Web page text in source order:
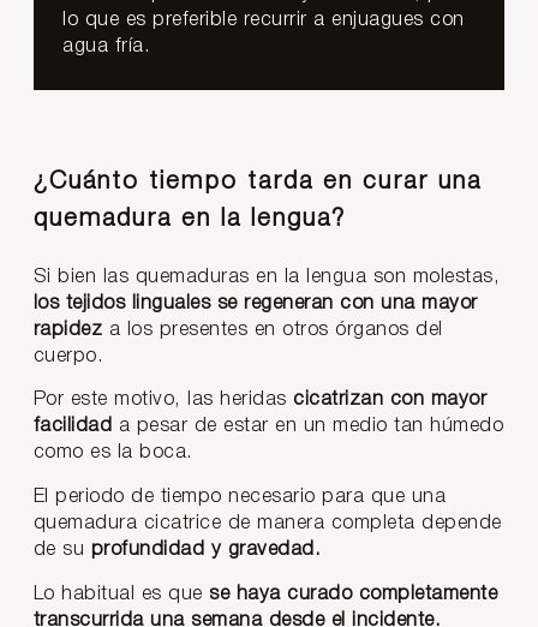
lo que es preferible recurrir a enjuagues con
agua fría.
¿Cuánto tiempo tarda en curar una
quemadura en la lengua?
Si bien las quemaduras en la lengua son molestas,
los tejidos linguales se regeneran con una mayor
rapidez a los presentes en otros órganos del
cuerpo.
Por este motivo, las heridas cicatrizan con mayor
facilidad a pesar de estar en un medio tan húmedo
como es la boca.
El periodo de tiempo necesario para que una
quemadura cicatrice de manera completa depende
de su profundidad y gravedad.
Lo habitual es que se haya curado completamente
transcurrida una semana desde el incidente.